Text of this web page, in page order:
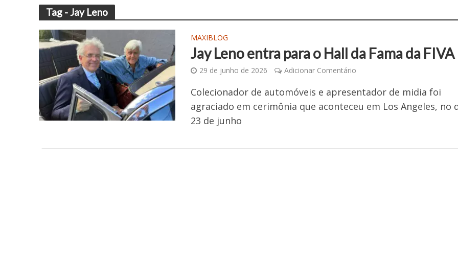
Tag - Jay Leno
MAXIBLOG
Jay Leno entra para o Hall da Fama da FIVA
29 de junho de 2026 Adicionar Comentário
Colecionador de automóveis e apresentador de midia foi
agraciado em cerimônia que aconteceu em Los Angeles, no
23 de junho